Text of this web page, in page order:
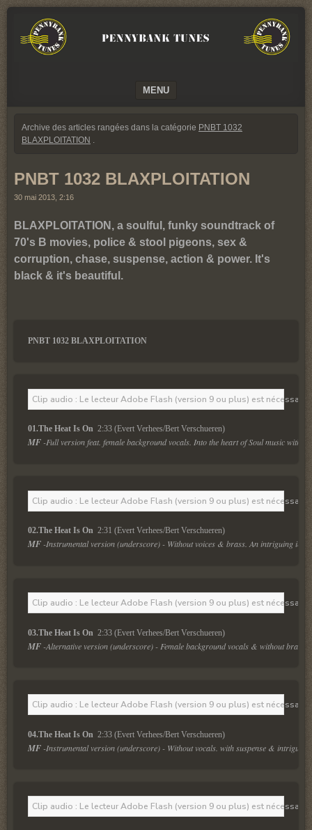
PENNYBANK
TUNES
believe
MENU
Archive des articles rangées dans la catégorie PNBT 1032
BLAXPLOITATION .
PNBT 1032 BLAXPLOITATION
30 mai 2013, 2:16
BLAXPLOITATION, a soulful, funky soundtrack of
70's B movies, police & stool pigeons, sex &
corruption, chase, suspense, action & power. It's
black & it's beautiful.
PNBT 1032 BLAXPLOITATION
Clip audio : Le lecteur Adobe Flash (version 9 ou plus) est
01.The Heat Is On 2:33 (Evert Verhees/Bert Verschueren)
MF -Full version feat. female background vocals. Into the heart of Soul music with
Clip audio : Le lecteur Adobe Flash (version 9 ou plus) est
02.The Heat Is On 2:31 (Evert Verhees/Bert Verschueren)
MF -Instrumental version (underscore) - Without voices & brass. An intriguing
Clip audio : Le lecteur Adobe Flash (version 9 ou plus) est
03.The Heat Is On 2:33 (Evert Verhees/Bert Verschueren)
MF -Alternative version (underscore) - Female background vocals & without brass.
Clip audio : Le lecteur Adobe Flash (version 9 ou plus) est
04.The Heat Is On 2:33 (Evert Verhees/Bert Verschueren)
MF -Instrumental version (underscore) - Without vocals. with suspense & intrigue.
Clip audio : Le lecteur Adobe Flash (version 9 ou plus) est